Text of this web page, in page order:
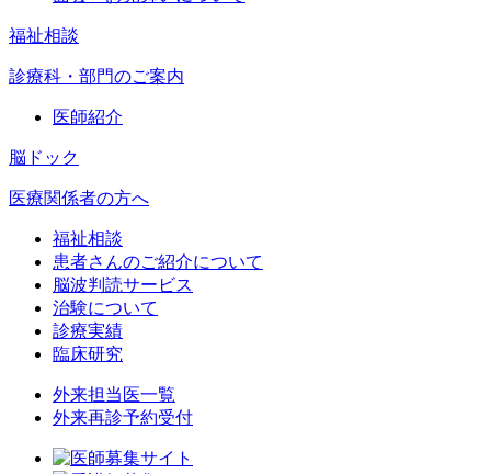
福祉相談
診療科・部門のご案内
医師紹介
脳ドック
医療関係者の方へ
福祉相談
患者さんのご紹介について
脳波判読サービス
治験について
診療実績
臨床研究
外来担当医一覧
外来再診予約受付